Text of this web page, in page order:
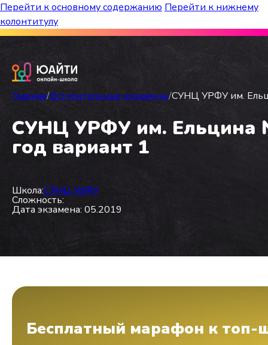
Перейти к основному содержанию Перейти к нижнему
колонтитулу
Бесплатный марафон к топ-школам!
Главная/Вступительные экзамены/СУНЦ УРФУ им.
СУНЦ УРФУ им. Ельцина
год вариант 1
Школа:СУНЦ УрФУ
Сложность:
Дата экзамена: 05.2019
Бесплатный марафон к топ-